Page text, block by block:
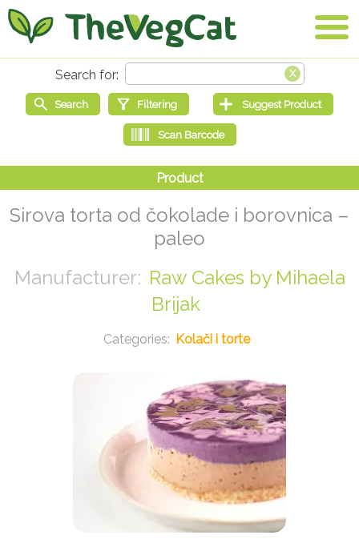
Sirova torta od čokolade i borovnica –
paleo
Raw Cakes by Mihaela
Brijak
Kolači i torte